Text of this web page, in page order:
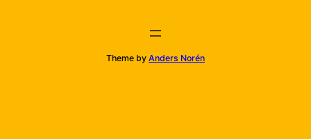
Theme by Anders Norén